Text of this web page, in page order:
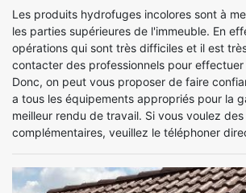
Les produits hydrofuges incolores sont à
les parties supérieures de l'immeuble. En
opérations qui sont très difficiles et il est
contacter des professionnels pour
Donc, on peut vous proposer de faire
a tous les équipements appropriés pour la
meilleur rendu de travail. Si vous voulez
complémentaires, veuillez le téléphoner